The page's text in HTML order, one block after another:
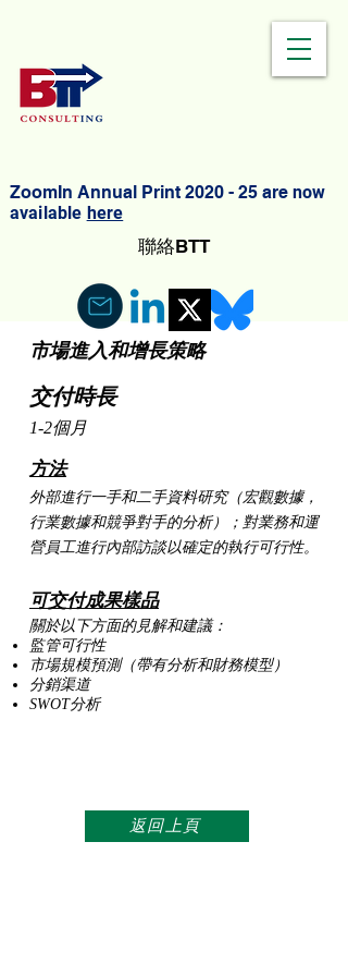
ZoomIn Annual Print 2020 - 25 are now
available here
聯絡BTT
市場進入和增長策略
交付時長
1-2個月
方法
外部進行一手和二手資料研究（宏觀數據，
行業數據和競爭對手的分析）；對業務和運
營員工進行內部訪談以確定的執行可行性。
可交付成果樣品
關於以下方面的見解和建議：
監管可行性
市場規模預測（帶有分析和財務模型）
分銷渠道
SWOT分析
返回上頁